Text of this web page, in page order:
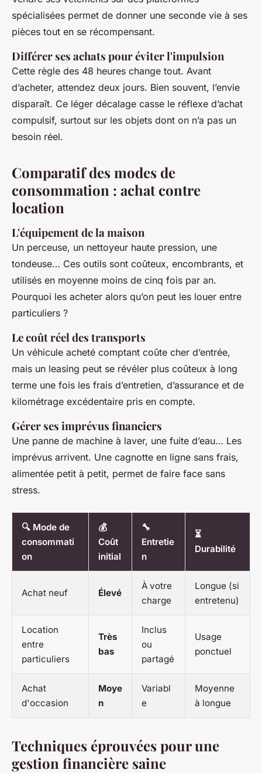
spécialisées permet de donner une seconde vie à ses
pièces tout en se récompensant.
Différer ses achats pour éviter l'impulsion
Cette règle des 48 heures change tout. Avant
d’acheter, attendez deux jours. Bien souvent, l’envie
disparaît. Ce léger décalage casse le réflexe d’achat
compulsif, surtout sur les objets dont on n’a pas un
besoin réel.
Comparatif des modes de
consommation : achat contre
location
L'équipement de la maison
Un perceuse, un nettoyeur haute pression, une
tondeuse… Ces outils sont coûteux, encombrants, et
utilisés en moyenne moins de cinq fois par an.
Pourquoi les acheter alors qu’on peut les louer entre
particuliers ?
Le coût réel des transports
Un véhicule acheté comptant coûte cher d’entrée,
mais un leasing peut se révéler plus coûteux à long
terme une fois les frais d’entretien, d’assurance et de
kilométrage excédentaire pris en compte.
Gérer ses imprévus financiers
Une panne de machine à laver, une fuite d’eau… Les
imprévus arrivent. Une cagnotte en ligne sans frais,
alimentée petit à petit, permet de faire face sans
stress.
🔍 Mode de
consommati
on
💰
Coût
initial
🔧
Entretie
n
⏳
Durabilité
Achat neuf Élevé
À votre
charge
Longue (si
entretenu)
Location
entre
particuliers
Très
bas
Inclus
ou
partagé
Usage
ponctuel
Achat
d'occasion
Moye
n
Variabl
e
Moyenne
à longue
Techniques éprouvées pour une
gestion financière saine